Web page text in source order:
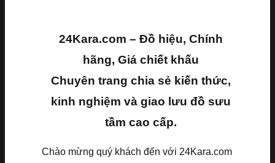
24Kara.com – Đồ hiệu, Chính
hãng, Giá chiết khấu
Chuyên trang chia sẻ kiến thức,
kinh nghiệm và giao lưu đồ sưu
tầm cao cấp.
Chào mừng quý khách đến với 24Kara.com